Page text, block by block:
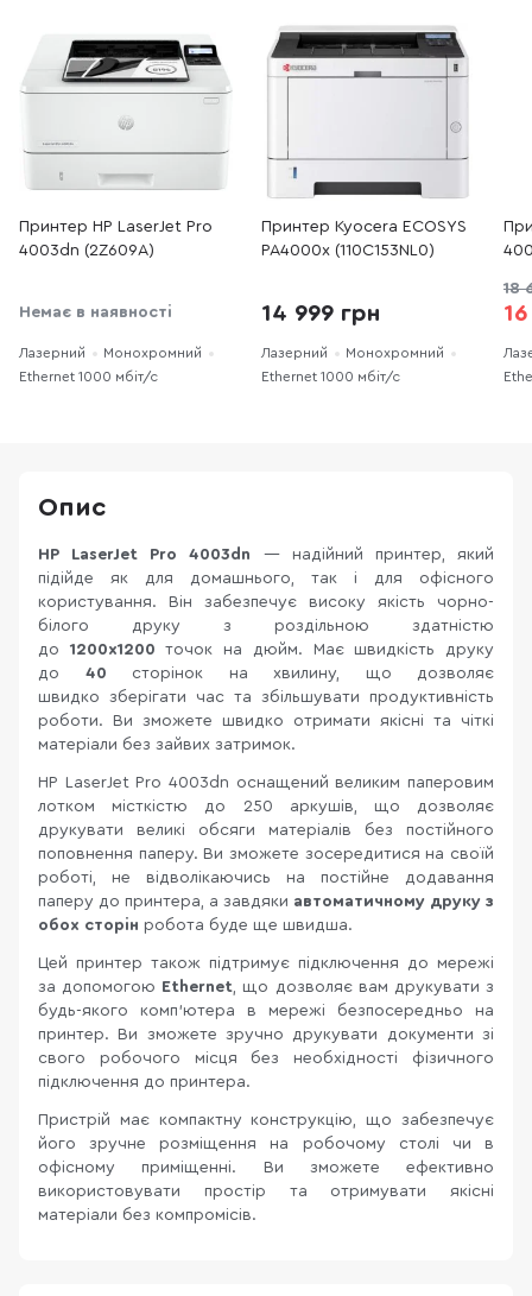
Принтер HP LaserJet Pro
4003dn (2Z609A)
Немає в наявності
Лазерний
Монохромний
Ethernet 1000 мбіт/с
Принтер Kyocera ECOSYS
PA4000x (110C153NL0)
14 999 грн
Лазерний
Монохромний
Ethernet 1000 мбіт/с
18
Опис
HP LaserJet Pro 4003dn
— надійний принтер, який
підійде як для домашнього, так і для офісного
користування. Він забезпечує високу якість чорно-
білого друку з роздільною здатністю
до 1200x1200 точок на дюйм. Має швидкість друку
до 40 сторінок на хвилину, що дозволяє
швидко зберігати час та збільшувати продуктивність
роботи. Ви зможете швидко отримати якісні та чіткі
матеріали без зайвих затримок.
HP LaserJet Pro 4003dn оснащений великим паперовим
лотком місткістю до 250 аркушів, що дозволяє
друкувати великі обсяги матеріалів без постійного
поповнення паперу. Ви зможете зосередитися на своїй
роботі, не відволікаючись на постійне додавання
паперу до принтера, а завдяки автоматичному друку з
обох сторін робота буде ще швидша.
Цей принтер також підтримує підключення до мережі
за допомогою Ethernet, що дозволяє вам друкувати з
будь-якого комп'ютера в мережі безпосередньо на
принтер. Ви зможете зручно друкувати документи зі
свого робочого місця без необхідності фізичного
підключення до принтера.
Пристрій має компактну конструкцію, що забезпечує
його зручне розміщення на робочому столі чи в
офісному приміщенні. Ви зможете ефективно
використовувати простір та отримувати якісні
матеріали без компромісів.